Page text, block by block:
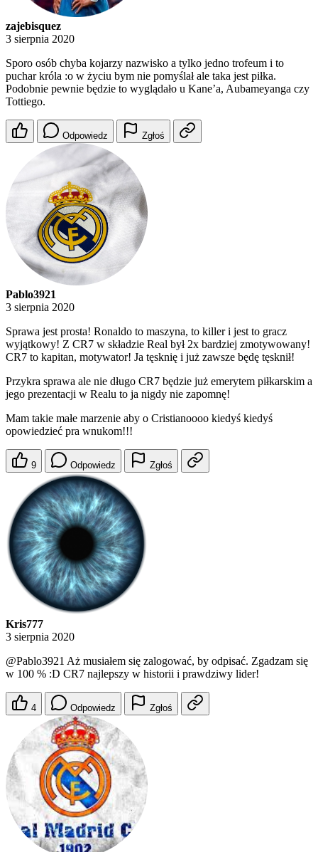
zajebisquez
3 sierpnia 2020
Sporo osób chyba kojarzy nazwisko a tylko jedno trofeum i to
puchar króla :o w życiu bym nie pomyślał ale taka jest piłka.
Podobnie pewnie będzie to wyglądało u Kane’a, Aubameyanga czy
Tottiego.
Odpowiedz Zgłoś
Pablo3921
3 sierpnia 2020
Sprawa jest prosta! Ronaldo to maszyna, to killer i jest to gracz
wyjątkowy! Z CR7 w składzie Real był 2x bardziej zmotywowany!
CR7 to kapitan, motywator! Ja tęsknię i już zawsze będę tęsknił!
Przykra sprawa ale nie długo CR7 będzie już emerytem piłkarskim a
jego prezentacji w Realu to ja nigdy nie zapomnę!
Mam takie małe marzenie aby o Cristianoooo kiedyś kiedyś
opowiedzieć pra wnukom!!!
9 Odpowiedz Zgłoś
Kris777
3 sierpnia 2020
@Pablo3921 Aż musiałem się zalogować, by odpisać. Zgadzam się
w 100 % :D CR7 najlepszy w historii i prawdziwy lider!
4 Odpowiedz Zgłoś